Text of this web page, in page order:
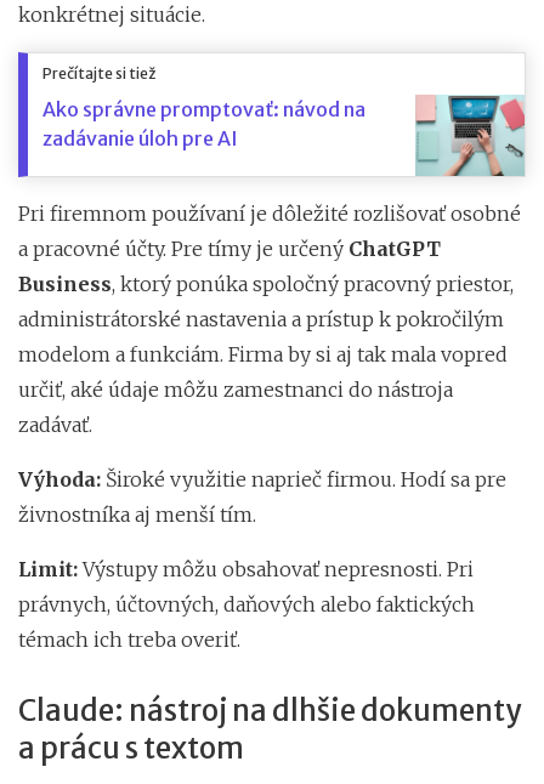
konkrétnej situácie.
Prečítajte si tiež
Ako správne promptovať: návod na
zadávanie úloh pre AI
Pri firemnom používaní je dôležité rozlišovať osobné
a pracovné účty. Pre tímy je určený ChatGPT
Business, ktorý ponúka spoločný pracovný priestor,
administrátorské nastavenia a prístup k pokročilým
modelom a funkciám. Firma by si aj tak mala vopred
určiť, aké údaje môžu zamestnanci do nástroja
zadávať.
Výhoda: Široké využitie naprieč firmou. Hodí sa pre
živnostníka aj menší tím.
Limit:Výstupy môžu obsahovať nepresnosti. Pri
právnych, účtovných, daňových alebo faktických
témach ich treba overiť.
Claude: nástroj na dlhšie dokumenty
a prácu s textom